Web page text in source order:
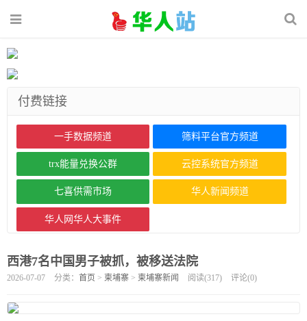
付费链接
一手数据频道 筛料平台官方频道
trx能量兑换公群 云控系统官方频道
七喜供需市场 华人新闻频道
华人网华人大事件
西港7名中国男子被抓，被移送法院
2026-07-07 分类： 首页 > 柬埔寨 > 柬埔寨新闻 阅读(317) 评论(0)